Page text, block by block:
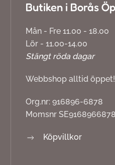
Butiken i Borås
Mån - Fre 11.00 - 18.00
Lör - 11.00-14.00
Stängt röda dagar
Webbshop alltid öppet!
Org.nr: 916896-6878
Momsnr
Köpvillkor